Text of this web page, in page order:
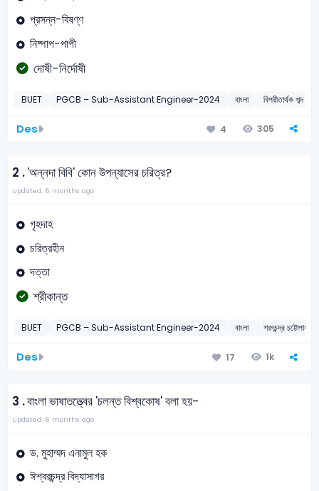
প্রসন্ন-বিষণ্ণ
নিষ্পাপ-পাপী
দোষী-নির্দোষী
BUET PGCB – Sub-Assistant Engineer-2024 বাংলা বিপরীতার্থক শব্দ
Des 4 305
2 .'অন্নদা বিবি' কোন উপন্যাসের চরিত্র?
Updated: 6 months ago
গৃহদাহ
চরিত্রহীন
দত্তা
শ্রীকান্ত
BUET PGCB – Sub-Assistant Engineer-2024 বাংলা শরৎচন্দ্র চট্টোপাধ্যায়
Des 17 1k
3 .বাংলা ভাষাতত্ত্বের 'চলন্ত বিশ্বকোষ' বলা হয়-
Updated: 6 months ago
ড. মুহাম্মদ এনামুল হক
ঈশ্বরচন্দ্র বিদ্যাসাগর